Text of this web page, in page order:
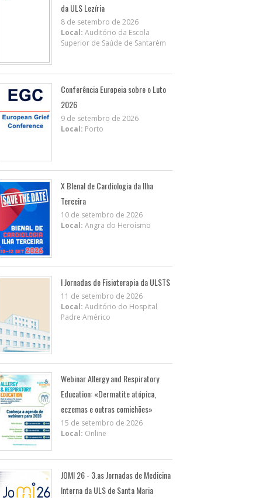
da ULS Lezíria
8 de setembro de 2026
Local: Auditório da Escola
Superior de Saúde de Santarém
Conferência Europeia sobre o Luto
2026
9 de setembro de 2026
Local: Porto
X BIenal de Cardiologia da Ilha
Terceira
10 de setembro de 2026
Local: Angra do Heroísmo
I Jornadas de Fisioterapia da ULSTS
11 de setembro de 2026
Local: Auditório do Hospital
Padre Américo
Webinar Allergy and Respiratory
Education: «Dermatite atópica,
eczemas e outras comichões»
15 de setembro de 2026
Local: Online
JOMI 26 - 3.as Jornadas de Medicina
Interna da ULS de Santa Maria